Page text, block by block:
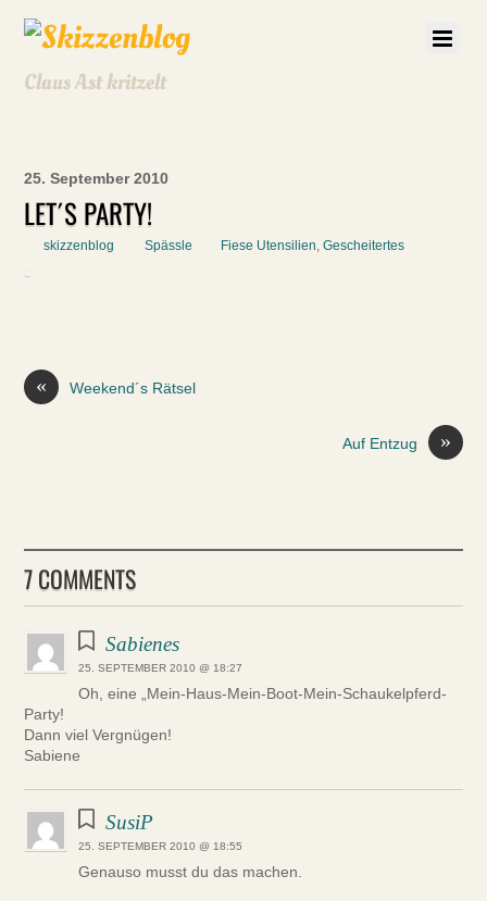
Claus Ast kritzelt
25. September 2010
LET´S PARTY!
skizzenblog Spässle Fiese Utensilien,Gescheitertes
« Weekend´s Rätsel
»
Auf Entzug
7 COMMENTS
Sabienes
25. SEPTEMBER 2010 @ 18:27
Oh, eine „Mein-Haus-Mein-Boot-Mein-Schaukelpferd-
Party!
Dann viel Vergnügen!
Sabiene
SusiP
25. SEPTEMBER 2010 @ 18:55
Genauso musst du das machen.